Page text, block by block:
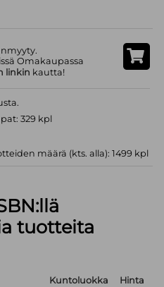
Omakaupassa
linkin kautta!
329 kpl
määrä (kts. alla): 1499 kpl
tuotteita
Kuntoluokka
Hinta